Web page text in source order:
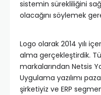
sistemin sürekliliğini
olacağını söylemek
Logo olarak 2014 yılı
alma gerçekleştirdik.
markalarından Netsis
Uygulama yazılımı
şirketiyiz ve ERP